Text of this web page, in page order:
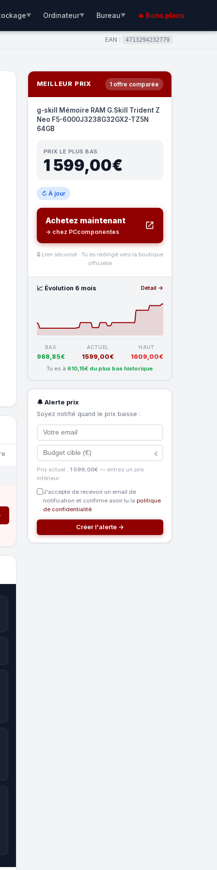
▼ Ordinateur▼ Bureau▼ 🔥 Bons plans
EAN : 4713294232779
MEILLEUR PRIX 1 offre comparée
g-skill Mémoire RAM G.Skill Trident Z
Neo F5-6000J3238G32GX2-TZ5N
64GB
PRIX LE PLUS BAS
1 599,00€
↻ À jour
Achetez maintenant
→ chez PCcomponentes
🔒 Lien sécurisé · Tu es redirigé vers la boutique
officielle
📈 Évolution 6 mois Détail →
BAS
988,85€
ACTUEL
1599,00€
HAUT
1609,00€
Tu es à 610,15€ du plus bas historique
🔔 Alerte prix
Soyez notifié quand le prix baisse :
€
Prix actuel : 1 599,00€ — entrez un prix
inférieur
J'accepte de recevoir un email de
notification et confirme avoir lu la politique
de confidentialité.
Créer l'alerte →